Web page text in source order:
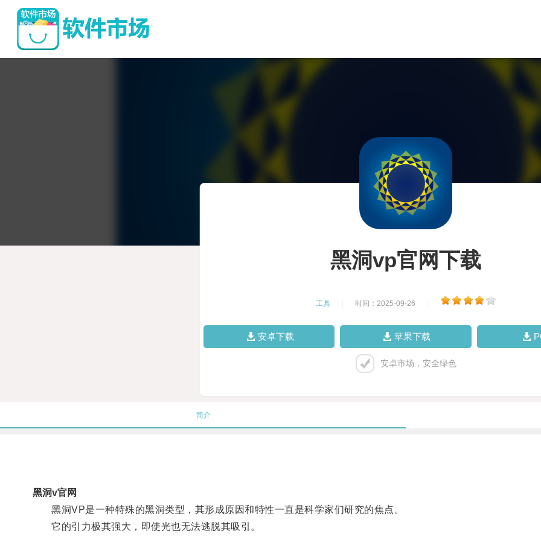
黑洞vp官网下载
工具 时间：2025-09-26
安卓下载 苹果下载
安卓市场，安全绿色
简介
黑洞v官网
黑洞VP是一种特殊的黑洞类型，其形成原因和特性一直是科学家们研究的焦点。
它的引力极其强大，即使光也无法逃脱其吸引。